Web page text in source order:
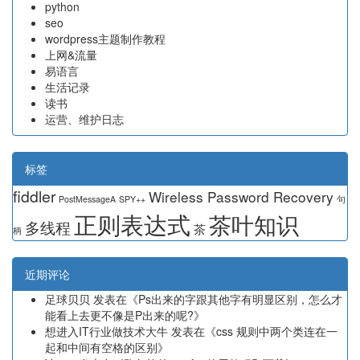
python
seo
wordpress主题制作教程
上网&流量
易语言
生活记录
读书
运营、维护日志
标签
fiddler PostMessageA SPY++ Wireless Password Recovery 句
柄 多线程 正则表达式 茶茶叶知识
近期评论
足球贝贝 发表在《Ps出来的字跟其他字有明显区别，怎么才
能看上去更不像是P出来的呢?》
想进入IT行业做技术大牛 发表在《css 规则中两个类连在一
起和中间有空格的区别》